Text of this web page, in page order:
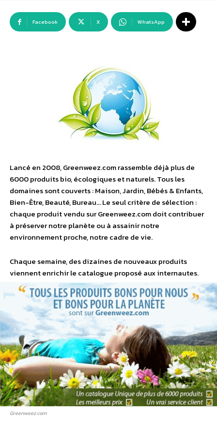
Facebook X WhatsApp
Lancé en 2008, Greenweez.com rassemble déjà plus de
6000 produits bio, écologiques et naturels. Tous les
domaines sont couverts : Maison, Jardin, Bébés & Enfants,
Bien-Être, Beauté, Bureau… Le seul critère de sélection :
chaque produit vendu sur Greenweez.com doit contribuer
à préserver notre planète ou à assainir notre
environnement proche, notre cadre de vie.
Chaque semaine, des dizaines de nouveaux produits
viennent enrichir le catalogue proposé aux internautes.
Greenweez.com